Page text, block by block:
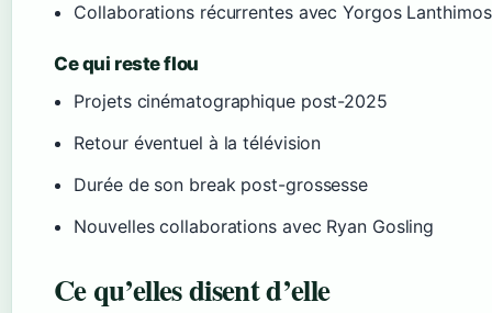
Collaborations récurrentes avec Yorgos Lanthimos
Ce qui reste flou
Projets cinématographique post-2025
Retour éventuel à la télévision
Durée de son break post-grossesse
Nouvelles collaborations avec Ryan Gosling
Ce qu’elles disent d’elle